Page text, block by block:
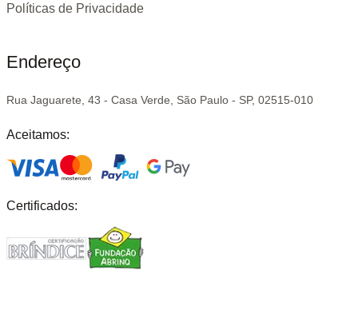
Políticas de Privacidade
Endereço
Rua Jaguarete, 43 - Casa Verde, São Paulo - SP, 02515-010
Aceitamos:
Certificados: